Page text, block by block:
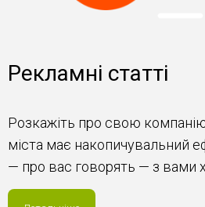
Рекламні статті
Розкажіть про свою
міста має накопичувальний
— про вас говорять — з вами